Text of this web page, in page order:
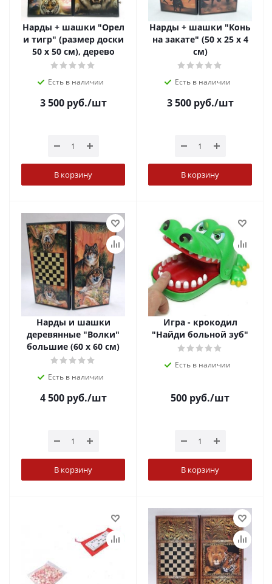
Нарды + шашки "Орел
и тигр" (размер доски
50 х 50 см), дерево
Есть в наличии
3 500руб./шт
В корзину
Нарды + шашки "Конь
на закате" (50 х 25 х 4
см)
Есть в наличии
3 500руб./шт
В корзину
Нарды и шашки
деревянные "Волки"
большие (60 х 60 см)
Есть в наличии
4 500руб./шт
В корзину
Игра - крокодил
"Найди больной зуб"
Есть в наличии
500 руб./шт
В корзину